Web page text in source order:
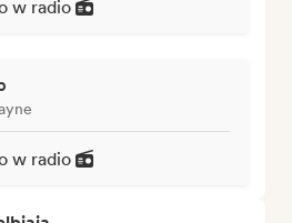
w radio
w radio